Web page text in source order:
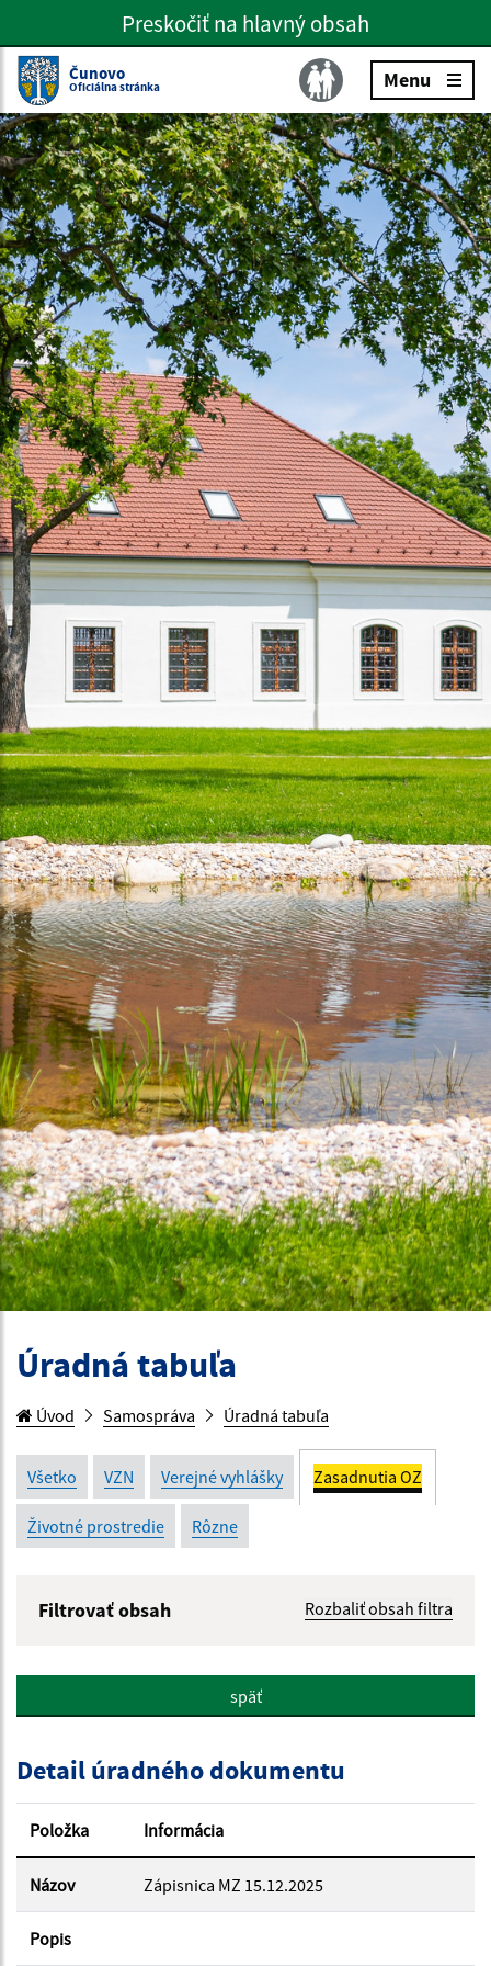
Preskočiť na hlavné menu
Preskočiť na hlavný obsah
Slovenčina
Čunovo
Oficiálna stránka Menu
Úradná tabuľa
Úvod Samospráva Úradná tabuľa
Všetko VZN Verejné vyhlášky Zasadnutia OZ
Životné prostredie Rôzne
Filtrovať obsah Rozbaliť obsah filtra
Popis:
Dátum zverejnenia od:
Dátum zverejnenia do:
späť
Detail úradného dokumentu
Položka Informácia
Názov Zápisnica MZ 15.12.2025
Popis